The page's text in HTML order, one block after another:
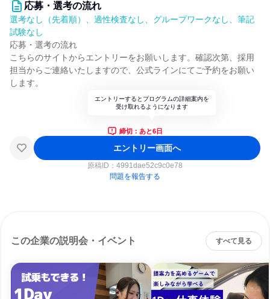
応募・選考の流れ
選考なし（先着順）、適性検査なし、グループワークなし、筆記
試験なし
応募・選考の流れ
こちらのサイトからエントリーをお願いします。確認次第、採用
担当からご連絡いたしますので、公式ラインにてご予約をお願い
します。
エントリーするとプログラムの詳細案内を
受け取れるようになります
締切：あと6日
エントリー画面へ
原稿ID： 4991dae52c9c0e78
問題を報告する
この企業の説明会・イベント すべて見る